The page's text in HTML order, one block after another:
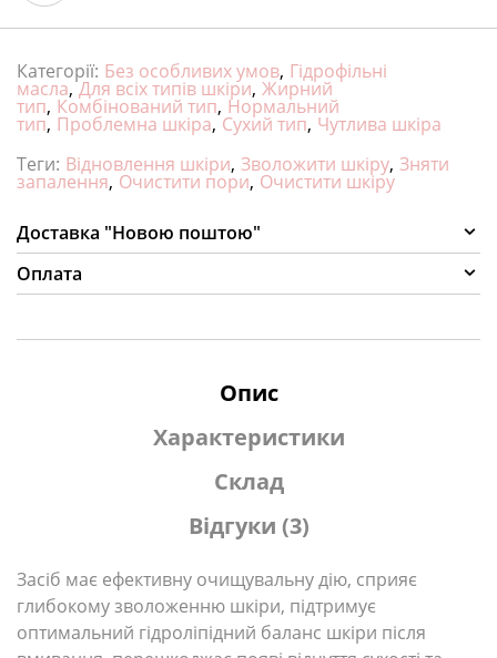
Категорії: Без особливих умов, Гідрофільні
масла, Для всіх типів шкіри, Жирний
тип, Комбінований тип, Нормальний
тип, Проблемна шкіра, Сухий тип, Чутлива шкіра
Теги: Відновлення шкіри, Зволожити шкіру, Зняти
запалення, Очистити пори, Очистити шкіру
Доставка "Новою поштою"
Оплата
Опис
Характеристики
Склад
Відгуки (3)
Засіб має ефективну очищувальну дію, сприяє
глибокому зволоженню шкіри, підтримує
оптимальний гідроліпідний баланс шкіри після